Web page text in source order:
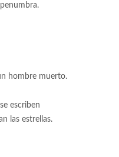
hombre muerto.
escriben
las estrellas.